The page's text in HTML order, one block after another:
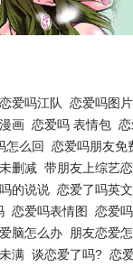
恋爱吗江队 恋爱吗图片
画 恋爱吗 表情包
怎么回 恋爱吗朋友免
删减 带朋友上综艺
的说说 恋爱了吗英
恋爱吗表情图 恋爱
脑怎么办 朋友恋爱
满 谈恋爱了吗? 恋